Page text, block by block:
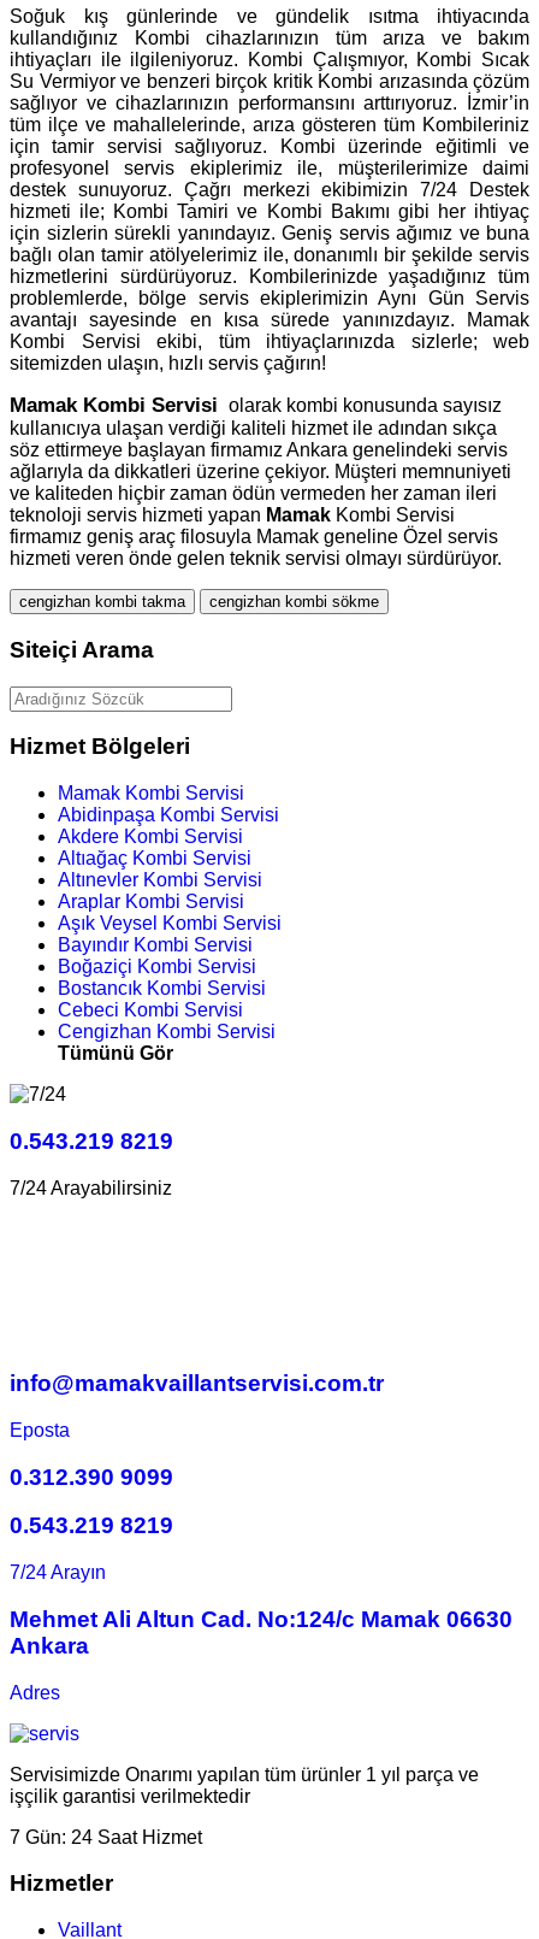
Soğuk kış günlerinde ve gündelik ısıtma ihtiyacında
kullandığınız Kombi cihazlarınızın tüm arıza ve bakım
ihtiyaçları ile ilgileniyoruz. Kombi Çalışmıyor, Kombi Sıcak
Su Vermiyor ve benzeri birçok kritik Kombi arızasında çözüm
sağlıyor ve cihazlarınızın performansını arttırıyoruz. İzmir’in
tüm ilçe ve mahallelerinde, arıza gösteren tüm Kombileriniz
için tamir servisi sağlıyoruz. Kombi üzerinde eğitimli ve
profesyonel servis ekiplerimiz ile, müşterilerimize daimi
destek sunuyoruz. Çağrı merkezi ekibimizin 7/24 Destek
hizmeti ile; Kombi Tamiri ve Kombi Bakımı gibi her ihtiyaç
için sizlerin sürekli yanındayız. Geniş servis ağımız ve buna
bağlı olan tamir atölyelerimiz ile, donanımlı bir şekilde servis
hizmetlerini sürdürüyoruz. Kombilerinizde yaşadığınız tüm
problemlerde, bölge servis ekiplerimizin Aynı Gün Servis
avantajı sayesinde en kısa sürede yanınızdayız. Mamak
Kombi Servisi ekibi, tüm ihtiyaçlarınızda sizlerle; web
sitemizden ulaşın, hızlı servis çağırın!
MamakKombi Servisi olarak kombi konusunda sayısız
kullanıcıya ulaşan verdiği kaliteli hizmet ile adından sıkça
söz ettirmeye başlayan firmamız Ankara genelindeki servis
ağlarıyla da dikkatleri üzerine çekiyor. Müşteri memnuniyeti
ve kaliteden hiçbir zaman ödün vermeden her zaman ileri
teknoloji servis hizmeti yapan Mamak Kombi Servisi
firmamız geniş araç filosuyla Mamak geneline Özel servis
hizmeti veren önde gelen teknik servisi olmayı sürdürüyor.
cengizhan kombi takma cengizhan kombi sökme
Siteiçi Arama
Hizmet Bölgeleri
Mamak Kombi Servisi
Abidinpaşa Kombi Servisi
Akdere Kombi Servisi
Altıağaç Kombi Servisi
Altınevler Kombi Servisi
Araplar Kombi Servisi
Aşık Veysel Kombi Servisi
Bayındır Kombi Servisi
Boğaziçi Kombi Servisi
Bostancık Kombi Servisi
Cebeci Kombi Servisi
Cengizhan Kombi Servisi
Tümünü Gör
0.543.219 8219
7/24 Arayabilirsiniz
info@mamakvaillantservisi.com.tr
Eposta
0.312.390 9099
0.543.219 8219
7/24 Arayın
Mehmet Ali Altun Cad. No:124/c Mamak 06630
Ankara
Adres
Servisimizde Onarımı yapılan tüm ürünler 1 yıl parça ve
işçilik garantisi verilmektedir
7 Gün: 24 Saat Hizmet
Hizmetler
Vaillant